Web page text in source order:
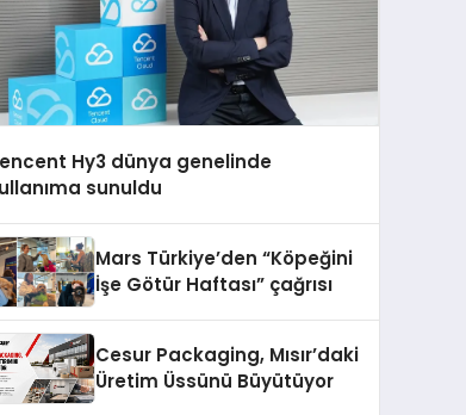
Hy3 dünya genelinde
sunuldu
Mars Türkiye’den “Köpeğini
İşe Götür Haftası” çağrısı
Cesur Packaging, Mısır’daki
Üretim Üssünü Büyütüyor